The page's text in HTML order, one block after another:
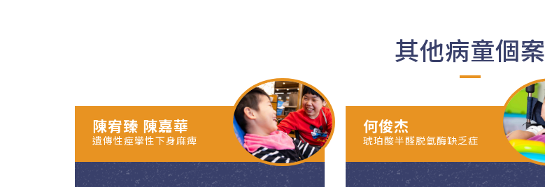
其他病童個案
陳宥臻 陳嘉華
遺傳性痙攣性下身麻痺
何俊杰
琥珀酸半醛脱氫酶缺乏症